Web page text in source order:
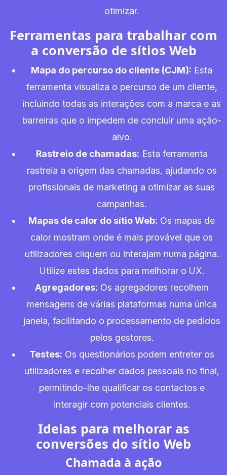
otimizar.
Ferramentas para trabalhar com
a conversão de sítios Web
Mapa do percurso do cliente (CJM): Esta
ferramenta visualiza o percurso de um cliente,
incluindo todas as interações com a marca e as
barreiras que o impedem de concluir uma ação-
alvo.
Rastreio de chamadas: Esta ferramenta
rastreia a origem das chamadas, ajudando os
profissionais de marketing a otimizar as suas
campanhas.
Mapas de calor do sítio Web: Os mapas de
calor mostram onde é mais provável que os
utilizadores cliquem ou interajam numa página.
Utilize estes dados para melhorar o UX.
Agregadores: Os agregadores recolhem
mensagens de várias plataformas numa única
janela, facilitando o processamento de pedidos
pelos gestores.
Testes: Os questionários podem entreter os
utilizadores e recolher dados pessoais no final,
permitindo-lhe qualificar os contactos e
interagir com potenciais clientes.
Ideias para melhorar as
conversões do sítio Web
Chamada à ação